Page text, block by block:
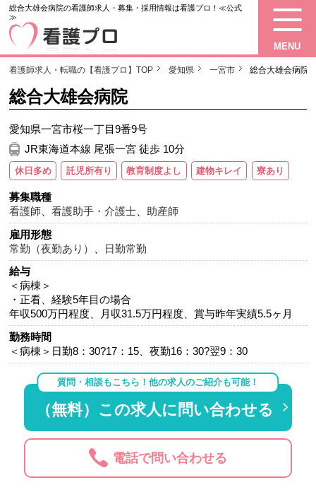
総合大雄会病院の看護師求人・募集・採用情報は看護プロ！≪公式
≫
MENU
看護師求人・転職の【看護プロ】TOP 愛知県 一宮市 総合大雄会病院
総合大雄会病院
愛知県一宮市桜一丁目9番9号
JR東海道本線 尾張一宮 徒歩 10分
休日多め 託児所有り 教育制度よし 建物キレイ 寮あり
募集職種
看護師 、看護助手・介護士 助産師
雇用形態
常勤（夜勤あり）
日勤常勤
給与
＜病棟＞
・正看、経験5年目の場合
年収500万円程度、月収31.5万円程度、賞与昨年実績5.5ヶ月
勤務時間
＜病棟＞日勤8：30?17：15、夜勤16：30?翌9：30
質問・相談もこちら！他の求人のご紹介も可能！
（無料）この求人に問い合わせる
電話で問い合わせる